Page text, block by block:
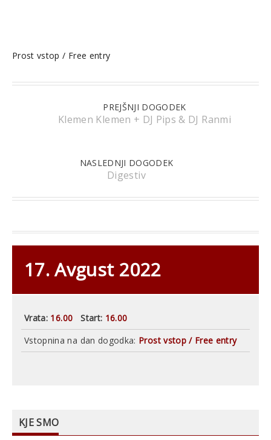
Prost vstop / Free entry
PREJŠNJI DOGODEK
Klemen Klemen + DJ Pips & DJ Ranmi
NASLEDNJI DOGODEK
Digestiv
17. Avgust 2022
Vrata: 16.00 Start: 16.00
Vstopnina na dan dogodka: Prost vstop / Free entry
KJE SMO